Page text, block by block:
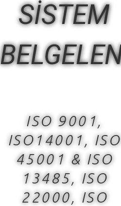
SİSTEM
ISO 9001,
ISO14001, ISO
45001 & ISO
13485, ISO
22000, ISO